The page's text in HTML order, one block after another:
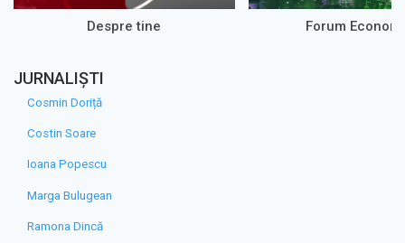
Despre tine Forum
JURNALIȘTI
Cosmin Doriță
Costin Soare
Ioana Popescu
Marga Bulugean
Ramona Dincă